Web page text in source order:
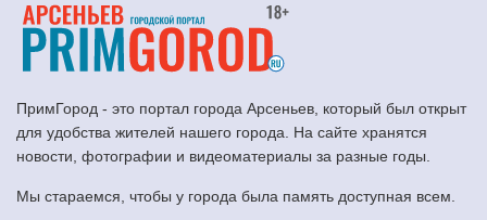
ПримГород - это портал города Арсеньев, который был открыт
для удобства жителей нашего города. На сайте хранятся
новости, фотографии и видеоматериалы за разные годы.
Мы стараемся, чтобы у города была память доступная всем.